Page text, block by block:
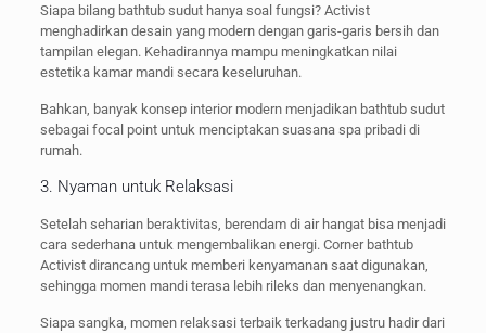
Siapa bilang bathtub sudut hanya soal fungsi? Activist
menghadirkan desain yang modern dengan garis-garis bersih dan
tampilan elegan. Kehadirannya mampu meningkatkan nilai
estetika kamar mandi secara keseluruhan.
Bahkan, banyak konsep interior modern menjadikan bathtub sudut
sebagai focal point untuk menciptakan suasana spa pribadi di
rumah.
3. Nyaman untuk Relaksasi
Setelah seharian beraktivitas, berendam di air hangat bisa menjadi
cara sederhana untuk mengembalikan energi. Corner bathtub
Activist dirancang untuk memberi kenyamanan saat digunakan,
sehingga momen mandi terasa lebih rileks dan menyenangkan.
Siapa sangka, momen relaksasi terbaik terkadang justru hadir dari